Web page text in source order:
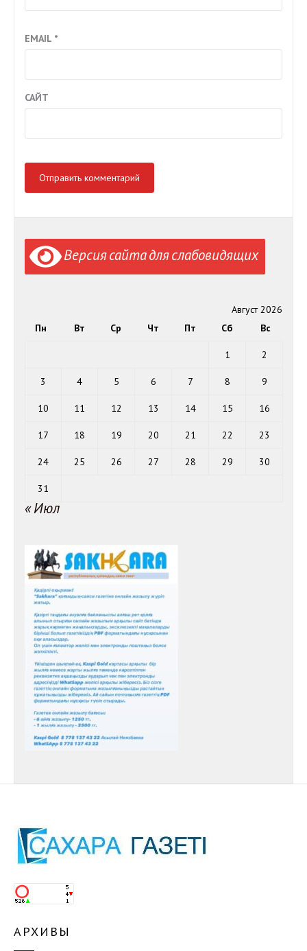
EMAIL *
САЙТ
Версия сайта для слабовидящих
Август 2026
Пн
Вт Ср Чт Пт Сб Вс
1 2
3 4 5 6 7 8 9
10 11 12 13 14 15 16
17 18 19 20 21 22 23
24 25 26 27 28 29 30
31
« Июл
АРХИВЫ